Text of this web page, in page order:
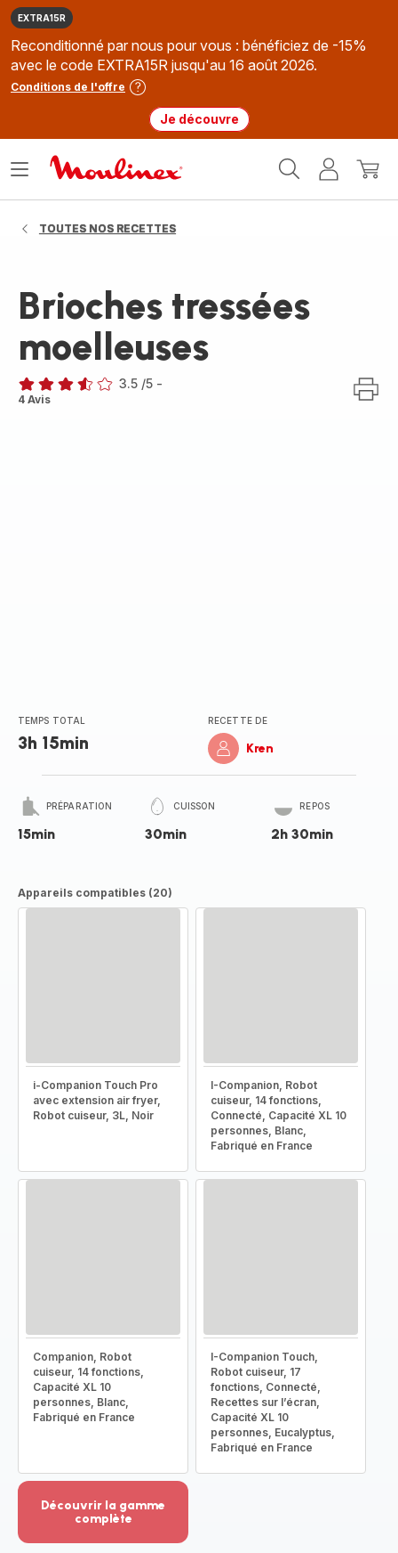
EXTRA15R
Reconditionné par nous pour vous : bénéficiez de -15%
avec le code EXTRA15R jusqu'au 16 août 2026.
Conditions de l'offre
Je découvre
MonMon
Ouvrir
TOUTES NOS RECETTES
Brioches tressées
moelleuses
ratings.3.5
3.5 /5 -
4 Avis
TEMPS TOTAL
3h 15min
RECETTE DE
Kren
PRÉPARATION
15min
CUISSON
30min
REPOS
2h 30min
Appareils compatibles (20)
i-Companion Touch Pro
avec extension air fryer,
Robot cuiseur, 3L, Noir
I-Companion, Robot
cuiseur, 14 fonctions,
Connecté, Capacité XL 10
personnes, Blanc,
Fabriqué en France
Companion, Robot
cuiseur, 14 fonctions,
Capacité XL 10
personnes, Blanc,
Fabriqué en France
I-Companion Touch,
Robot cuiseur, 17
fonctions, Connecté,
Recettes sur l’écran,
Capacité XL 10
personnes, Eucalyptus,
Fabriqué en France
Découvrir la gamme
complète